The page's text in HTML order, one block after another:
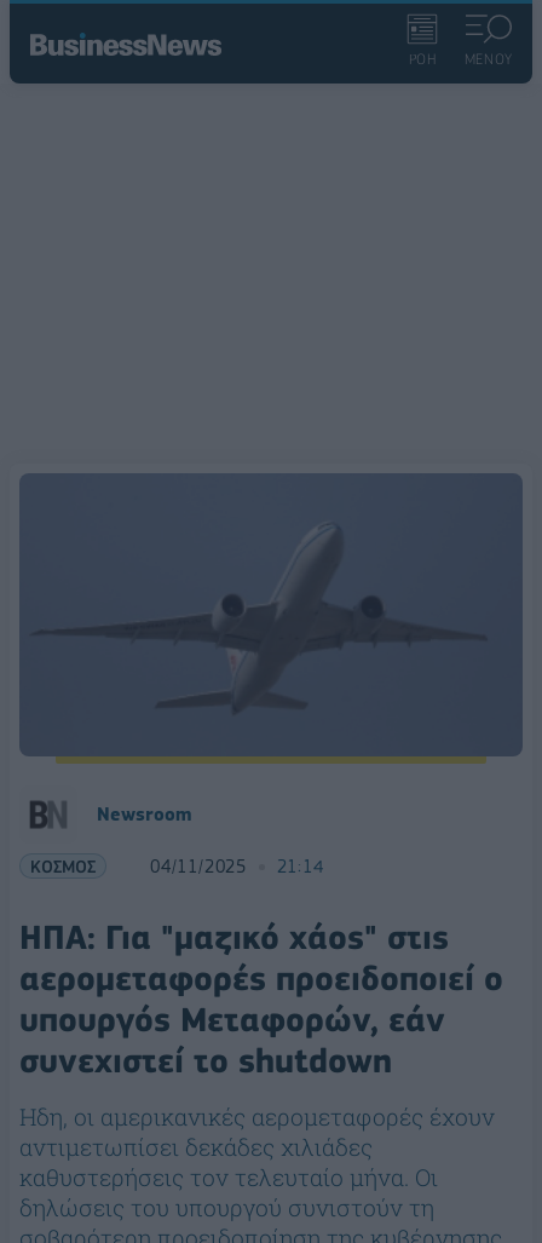
ΡΟΗ ΜΕΝΟΥ
Newsroom
ΚΟΣΜΟΣ 04/11/2025 21:14
ΗΠΑ: Για "μαζικό χάος" στις
αερομεταφορές προειδοποιεί ο
υπουργός Μεταφορών, εάν
συνεχιστεί το shutdown
Ηδη, οι αμερικανικές αερομεταφορές έχουν
αντιμετωπίσει δεκάδες χιλιάδες
καθυστερήσεις τον τελευταίο μήνα. Οι
δηλώσεις του υπουργού συνιστούν τη